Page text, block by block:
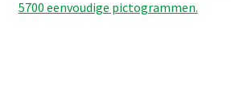
5700 eenvoudige pictogrammen.